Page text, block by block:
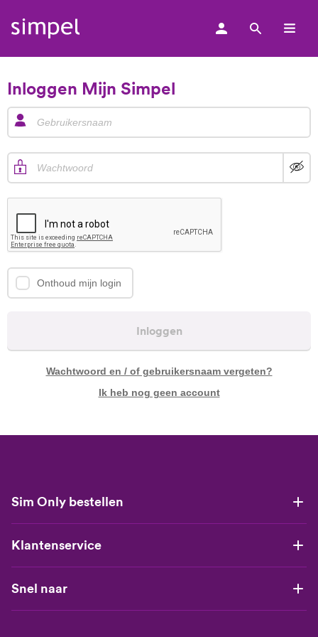
Inloggen Mijn Simpel
Onthoud mijn login
Inloggen
Wachtwoord en / of gebruikersnaam vergeten?
Ik heb nog geen account
Sim Only bestellen
Klantenservice
Snel naar